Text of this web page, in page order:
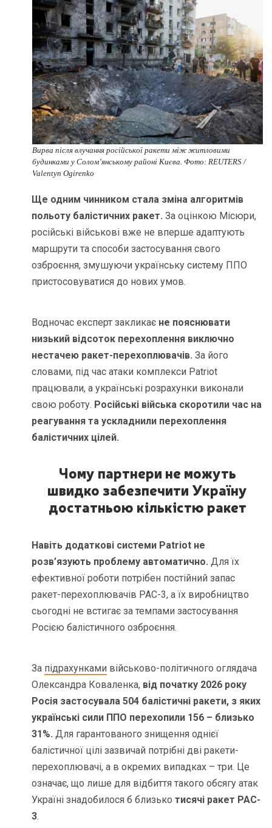
Вирва після влучання російської ракети між житловими
будинками у Солом’янському районі Києва. Фото: REUTERS /
Valentyn Ogirenko
Ще одним чинником стала зміна алгоритмів
польоту балістичних ракет. За оцінкою Місюри,
російські військові вже не вперше адаптують
маршрути та способи застосування свого
озброєння, змушуючи українську систему ППО
пристосовуватися до нових умов.
Водночас експерт закликає не пояснювати
низький відсоток перехоплення виключно
нестачею ракет-перехоплювачів. За його
словами, під час атаки комплекси Patriot
працювали, а українські розрахунки виконали
свою роботу. Російські війська скоротили час на
реагування та ускладнили перехоплення
балістичних цілей.
Чому партнери не можуть
швидко забезпечити Україну
достатньою кількістю ракет
Навіть додаткові системи Patriot не
розв’язують проблему автоматично. Для їх
ефективної роботи потрібен постійний запас
ракет-перехоплювачів PAC-3, а їх виробництво
сьогодні не встигає за темпами застосування
Росією балістичного озброєння.
За підрахунками військово-політичного оглядача
Олександра Коваленка, від початку 2026 року
Росія застосувала 504 балістичні ракети, з яких
українські сили ППО перехопили 156 – близько
31%. Для гарантованого знищення однієї
балістичної цілі зазвичай потрібні дві ракети-
перехоплювачі, а в окремих випадках – три. Це
означає, що лише для відбиття такого обсягу атак
Україні знадобилося б близькотисячі ракет PAC-
3.